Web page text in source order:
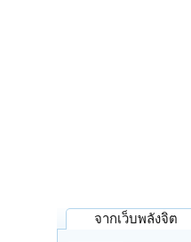
จากเว็บพลังจิต